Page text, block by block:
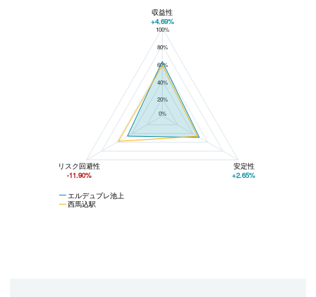
エルデュプレ池上と西馬込駅の平均値の総合評価の比較
100%
80%
60%
40%
20%
0%
エルデュプレ池上
西馬込駅
収益性
+4.69%
リスク回避性
-11.90%
安定性
+2.65%